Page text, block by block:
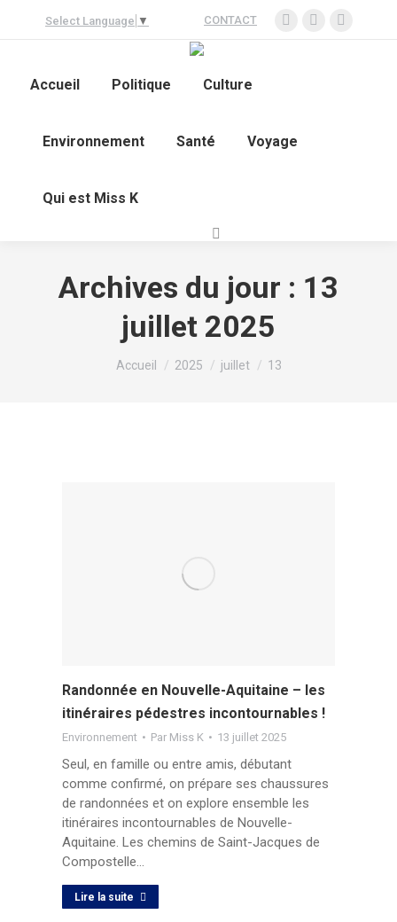
Select Language ▼ CONTACT
Accueil Politique Culture
Environnement Santé Voyage
Qui est Miss K
Archives du jour : 13
juillet 2025
Vous êtes ici :
Accueil 2025 juillet 13
Randonnée en Nouvelle-Aquitaine – les
itinéraires pédestres incontournables !
Environnement Par Miss K 13 juillet 2025
Seul, en famille ou entre amis, débutant
comme confirmé, on prépare ses chaussures
de randonnées et on explore ensemble les
itinéraires incontournables de Nouvelle-
Aquitaine. Les chemins de Saint-Jacques de
Compostelle…
Lire la suite